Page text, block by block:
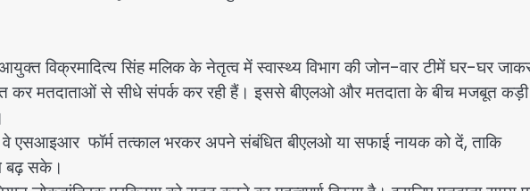
आयुक्त विक्रमादित्य सिंह मलिक के नेतृत्व में स्वास्थ्य विभाग की जोन-वार टीमें घर-घर
कर मतदाताओं से सीधे संपर्क कर रही हैं। इससे बीएलओ और मतदाता के बीच मजबूत
एसआइआर फॉर्म तत्काल भरकर अपने संबंधित बीएलओ या सफाई नायक को दें, ताकि
बढ़ सके।